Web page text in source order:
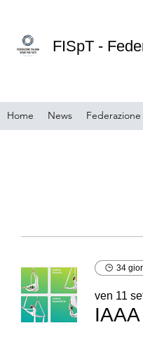
FISpT -
Home News Federazione
34
ven 11